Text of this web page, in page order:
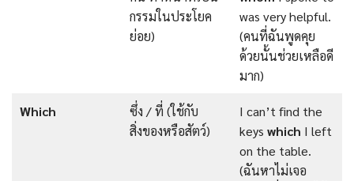
กรรมในประโยค
ย่อย)
was very helpful.
(คนที่ฉันพูดคุย
ด้วยนั้นช่วยเหลือดี
มาก)
Which
ซึ่ง / ที่ (ใช้กับ
สิ่งของหรือสัตว์)
I can’t find the
keys which I left
on the table.
(ฉันหาไม่เจอ